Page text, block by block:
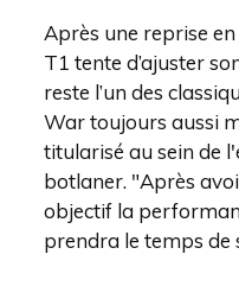
Après une reprise
T1 tente d’ajuster
reste l’un des
War toujours aussi
titularisé au sein de
botlaner. "Après
objectif la
prendra le temps de